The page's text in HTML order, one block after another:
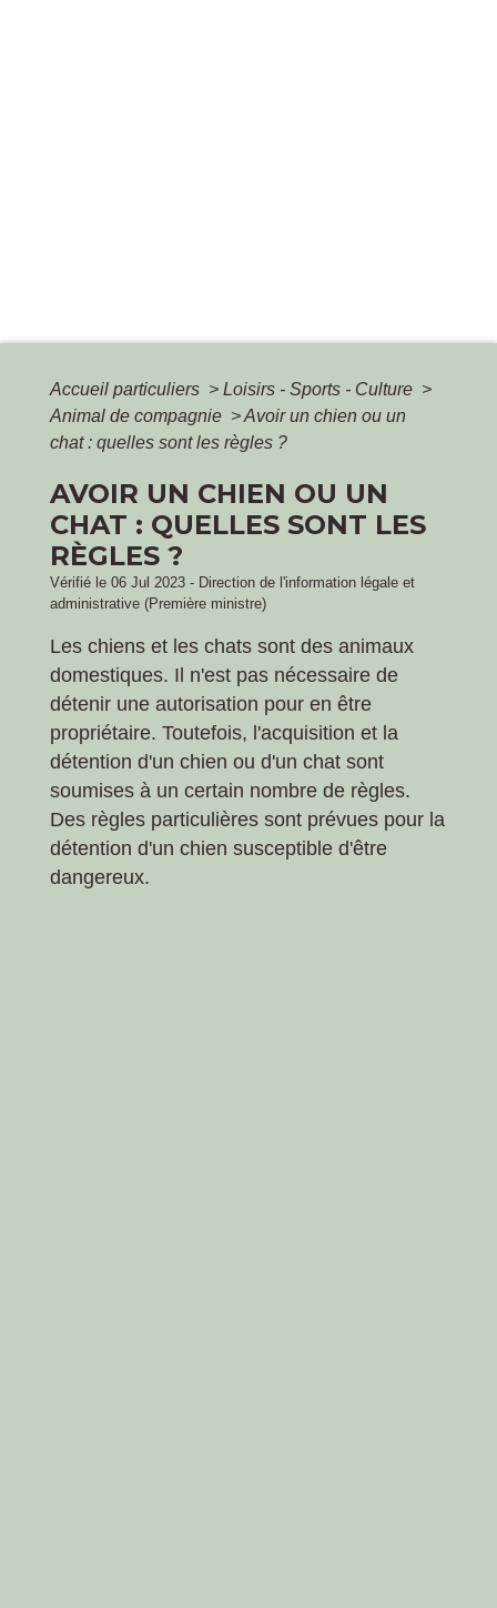
Accueil particuliers > Loisirs - Sports - Culture >
Animal de compagnie >Avoir un chien ou un
chat : quelles sont les règles ?
AVOIR UN CHIEN OU UN
CHAT : QUELLES SONT LES
RÈGLES ?
Vérifié le 06 Jul 2023 - Direction de l'information légale et
administrative (Première ministre)
Les chiens et les chats sont des animaux
domestiques. Il n'est pas nécessaire de
détenir une autorisation pour en être
propriétaire. Toutefois, l'acquisition et la
détention d'un chien ou d'un chat sont
soumises à un certain nombre de règles.
Des règles particulières sont prévues pour la
détention d'un chien susceptible d'être
dangereux.